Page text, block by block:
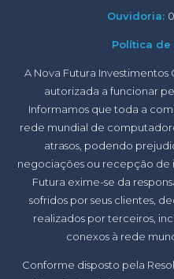
Ouvidoria:
Política
A Nova Futura Investimentos
autorizada a funcionar
Informamos que toda a
rede mundial de
atrasos, podendo
negociações ou recepção de
Futura exime-se da
sofridos por seus clientes,
realizados por terceiros,
conexos à rede
Conforme disposto pela